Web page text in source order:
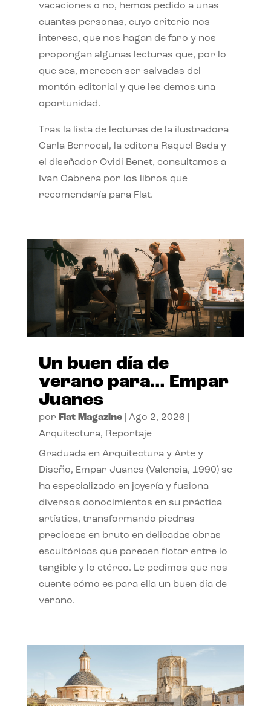
vacaciones o no, hemos pedido a unas
cuantas personas, cuyo criterio nos
interesa, que nos hagan de faro y nos
propongan algunas lecturas que, por lo
que sea, merecen ser salvadas del
montón editorial y que les demos una
oportunidad.
Tras la lista de lecturas de la ilustradora
Carla Berrocal, la editora Raquel Bada y
el diseñador Ovidi Benet, consultamos a
Ivan Cabrera por los libros que
recomendaría para Flat.
Un buen día de
verano para… Empar
Juanes
por Flat Magazine| Ago 2, 2026
Arquitectura, Reportaje
Graduada en Arquitectura y Arte y
Diseño, Empar Juanes (Valencia, 1990) se
ha especializado en joyería y fusiona
diversos conocimientos en su práctica
artística, transformando piedras
preciosas en bruto en delicadas obras
escultóricas que parecen flotar entre lo
tangible y lo etéreo. Le pedimos que nos
cuente cómo es para ella un buen día de
verano.